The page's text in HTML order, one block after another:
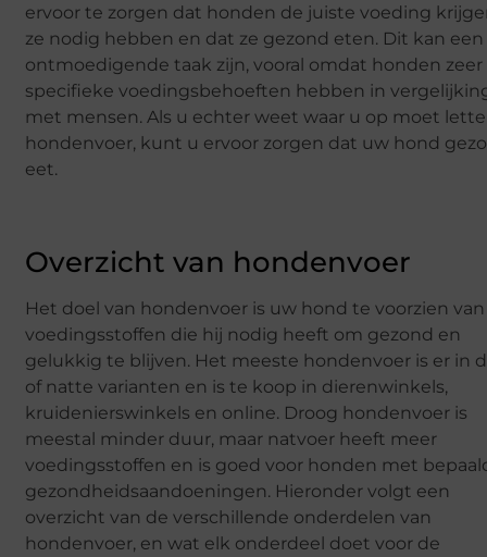
ervoor te zorgen dat honden de juiste voeding
ze nodig hebben en dat ze gezond eten. Dit kan een
ontmoedigende taak zijn, vooral omdat honden zeer
specifieke voedingsbehoeften hebben in
met mensen. Als u echter weet waar u op moet
hondenvoer, kunt u ervoor zorgen dat uw hond
eet.
Overzicht van hondenvoer
Het doel van hondenvoer is uw hond te voorzien van
voedingsstoffen die hij nodig heeft om gezond en
gelukkig te blijven. Het meeste hondenvoer is er in
of natte varianten en is te koop in dierenwinkels,
kruidenierswinkels en online. Droog hondenvoer is
meestal minder duur, maar natvoer heeft meer
voedingsstoffen en is goed voor honden met
gezondheidsaandoeningen. Hieronder volgt een
overzicht van de verschillende onderdelen van
hondenvoer, en wat elk onderdeel doet voor de